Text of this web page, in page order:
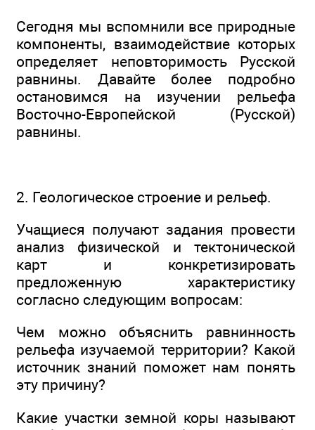
Сегодня мы вспомнили все природные
компоненты, взаимодействие которых
определяет неповторимость Русской
равнины. Давайте более подробно
остановимся на изучении рельефа
Восточно-Европейской (Русской)
равнины.
2. Геологическое строение и рельеф.
Учащиеся получают задания провести
анализ физической и тектонической
карт и конкретизировать
предложенную характеристику
согласно следующим вопросам:
Чем можно объяснить равнинность
рельефа изучаемой территории? Какой
источник знаний поможет нам понять
эту причину?
Какие участки земной коры называют